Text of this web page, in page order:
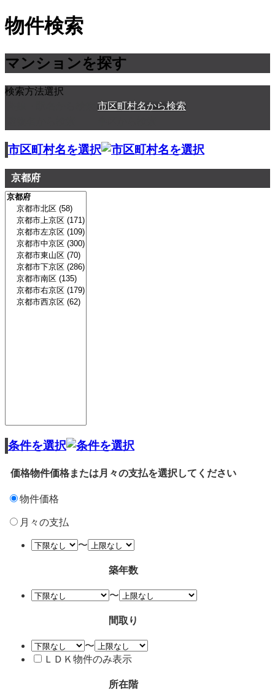
物件検索
マンションを探す
検索方法選択
市区町村名から検索
市区町村名を選択
京都府
条件を選択
価格物件価格または月々の支払を選択してください
物件価格
月々の支払
〜
築年数
〜
間取り
〜
ＬＤＫ物件のみ表示
所在階